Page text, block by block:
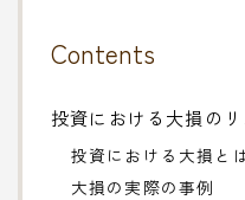
Contents
投資における大損の
投資における大損と
大損の実際の事例